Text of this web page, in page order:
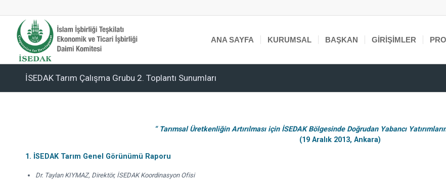
ANA SAYFA KURUMSAL BAŞKAN GIRIŞIMLER
İSEDAK Tarım Çalışma Grubu 2. Toplantı Sunumları
“ Tarımsal Üretkenliğin Artırılması için İSEDAK Bölgesinde Doğrudan Yabancı
(19 Aralık 2013, Ankara)
1. İSEDAK Tarım Genel Görünümü Raporu
Dr. Taylan KIYMAZ, Direktör, İSEDAK Koordinasyon Ofisi